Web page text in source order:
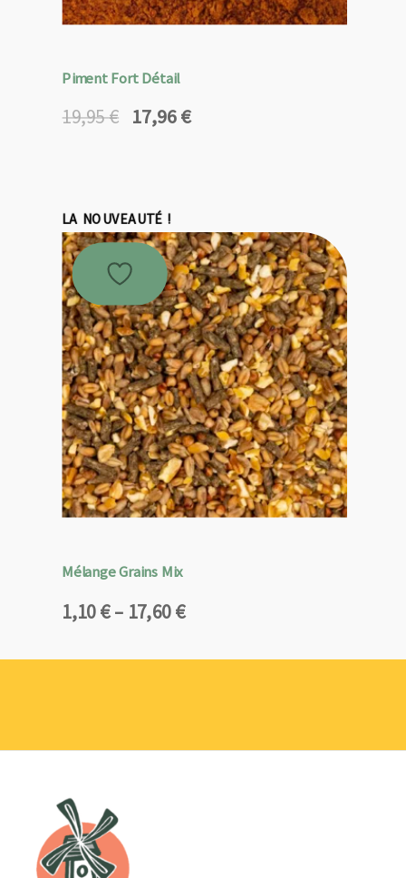
Piment Fort Détail
19,95€
Le
19,95 €.
17,96€
Le
17,96 €.
LA NOUVEAUTÉ !
Mélange Grains Mix
1,10€– 17,60€
Plage
prix :